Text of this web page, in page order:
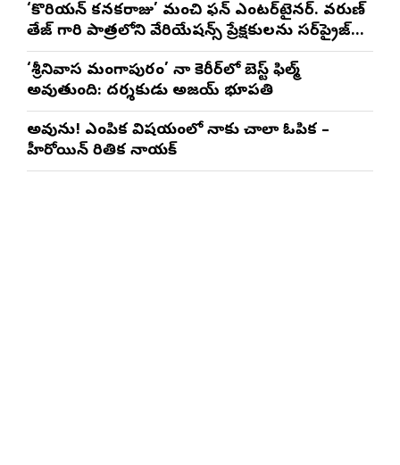
‘కొరియన్ కనకరాజు’ మంచి ఫన్ ఎంటర్‌టైనర్. వరుణ్
తేజ్ గారి పాత్రలోని వేరియేషన్స్ ప్రేక్షకులను సర్‌ప్రైజ్
చేస్తాయి : దర్శకుడు మేర్లపాక గాంధీ
‘శ్రీనివాస మంగాపురం’ నా కెరీర్‌లో బెస్ట్ ఫిల్మ్
అవుతుంది: దర్శకుడు అజయ్ భూపతి
అవును! ఎంపిక విషయంలో నాకు చాలా ఓపిక –
హీరోయిన్ రితిక నాయక్